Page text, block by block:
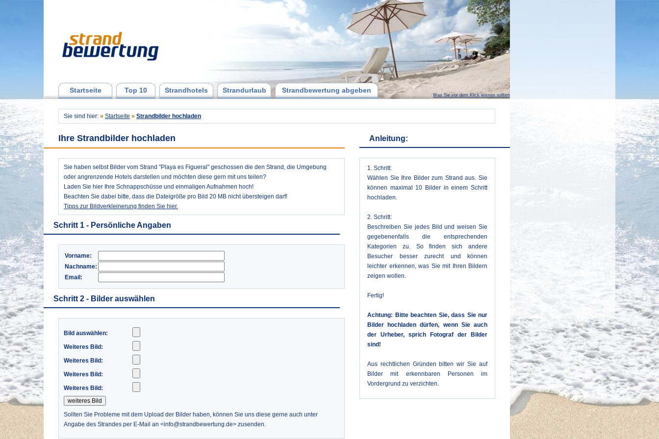
Startseite Top 10 Strandhotels Strandurlaub Strandbewertung abgeben
Was Sie vor dem Klick wissen sollten
Sie sind hier: » Startseite » Strandbilder hochladen
Ihre Strandbilder hochladen
Sie haben selbst Bilder vom Strand "Playa es Figueral" geschossen die den Strand, die Umgebung
oder angrenzende Hotels darstellen und möchten diese gern mit uns teilen?
Laden Sie hier Ihre Schnappschüsse und einmaligen Aufnahmen hoch!
Beachten Sie dabei bitte, dass die Dateigröße pro Bild 20 MB nicht übersteigen darf!
Tipps zur Bildverkleinerung finden Sie hier.
Schritt 1 - Persönliche Angaben
Vorname:
Nachname:
Email:
Schritt 2 - Bilder auswählen
Bild auswählen:
Weiteres Bild:
Weiteres Bild:
Weiteres Bild:
Weiteres Bild:
Sollten Sie Probleme mit dem Upload der Bilder haben, können Sie uns diese gerne auch unter
Angabe des Strandes per E-Mail an <info@strandbewertung.de> zusenden.
Anleitung:
1. Schritt:
Wählen Sie Ihre Bilder zum Strand aus. Sie
können maximal 10 Bilder in einem Schritt
hochladen.
2. Schritt:
Beschreiben Sie jedes Bild und weisen Sie
gegebenenfalls die entsprechenden
Kategorien zu. So finden sich andere
Besucher besser zurecht und können
leichter erkennen, was Sie mit Ihren Bildern
zeigen wollen.
Fertig!
Achtung: Bitte beachten Sie, dass Sie nur
Bilder hochladen dürfen, wenn Sie auch
der Urheber, sprich Fotograf der Bilder
sind!
Aus rechtlichen Gründen bitten wir Sie auf
Bilder mit erkennbaren Personen im
Vordergrund zu verzichten.